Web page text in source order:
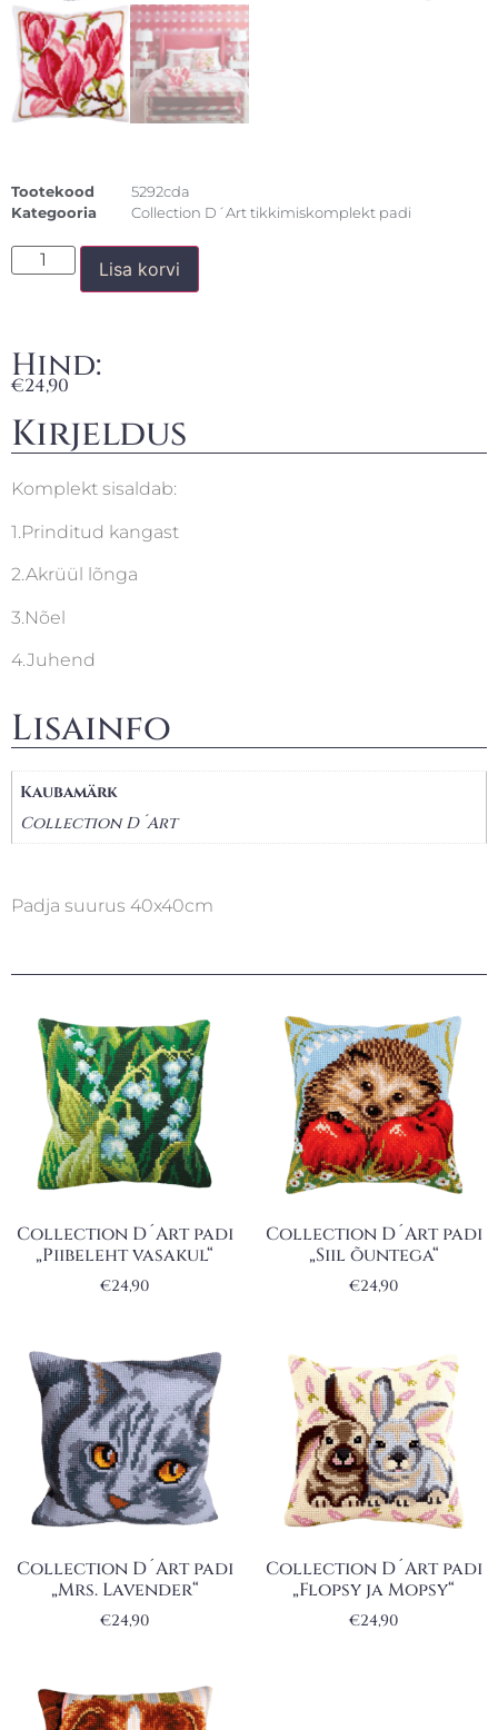
Tootekood
5292cda
Kategooria
Collection D´Art tikkimiskomplekt padi
Lisa korvi
Hind:
€24,90
Kirjeldus
Komplekt sisaldab:
1.Prinditud kangast
2.Akrüül lõnga
3.Nõel
4.Juhend
Lisainfo
Kaubamärk
Collection D´Art
Padja suurus 40x40cm
Collection D´Art padi
„Piibeleht vasakul“
€24,90
Collection D´Art padi
„Siil õuntega“
€24,90
Collection D´Art padi
„Mrs. Lavender“
€24,90
Collection D´Art padi
„Flopsy ja Mopsy“
€24,90